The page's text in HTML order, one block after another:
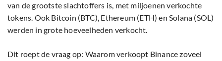
van de grootste slachtoffers is, met miljoenen verkochte
tokens. Ook Bitcoin (BTC), Ethereum (ETH) en Solana (SOL)
werden in grote hoeveelheden verkocht.
Dit roept de vraag op: Waarom verkoopt Binance zoveel